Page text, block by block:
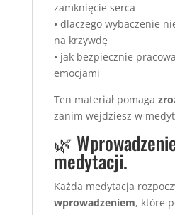
zamknięcie serca
• dlaczego wybaczenie
na krzywdę
• jak bezpiecznie
emocjami
Ten materiał pomaga
zanim wejdziesz w
🌿
medytacji.
Każda medytacja
wprowadzeniem, które